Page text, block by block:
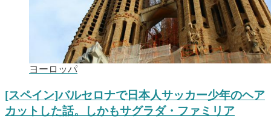
ヨーロッパ
[スペイン]バルセロナで日本人サッカー少年のヘア
カットした話。しかもサグラダ・ファミリア